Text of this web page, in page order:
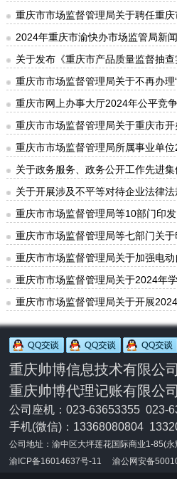
重庆市市场监督管理局关于聘任重
2024年重庆市渝快办市场监管局新
关于发布《重庆市产品质量监督抽
重庆市市场监督管理局关于不再办
重庆市网上办事大厅2024年公平竞
重庆市市场监督管理局关于重庆市
重庆市市场监督管理局所属事业单
关于政务服务、政务公开工作先进
关于开展涉及不平等对待企业法律
重庆市市场监督管理局等10部门印
重庆市市场监督管理局等七部门关
重庆市市场监督管理局关于加强电
重庆市市场监督管理局关于2024年
重庆市市场监督管理局关于开展
重庆帅博信息技术有限公司
重庆帅博代理记账有限公司
公司座机：023-63653355 023-
手机(微信)： 13368080804
公司地址：渝中区大坪莲花国际商业1-85(
渝ICP备16014637号-11
渝公网安备